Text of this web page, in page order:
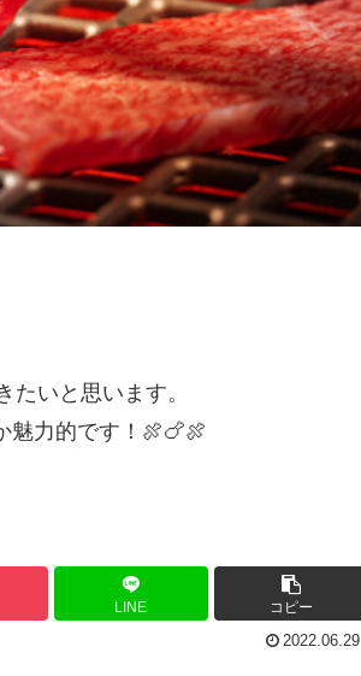
いと思います。
魅力的です！🍖🍗🍖
LINE コピー
2022.06.29